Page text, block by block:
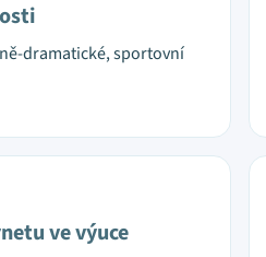
dramatické, sportovní
ve výuce